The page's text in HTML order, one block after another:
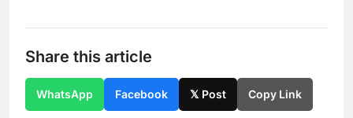
Share this article
WhatsApp Facebook 𝕏 Post Copy Link